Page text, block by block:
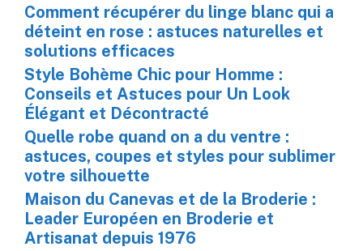
Comment récupérer du linge blanc qui a
déteint en rose : astuces naturelles et
solutions efficaces
Style Bohème Chic pour Homme :
Conseils et Astuces pour Un Look
Élégant et Décontracté
Quelle robe quand on a du ventre :
astuces, coupes et styles pour sublimer
votre silhouette
Maison du Canevas et de la Broderie :
Leader Européen en Broderie et
Artisanat depuis 1976